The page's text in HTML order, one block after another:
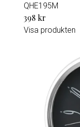
QHE195M
398 kr
Visa produkten